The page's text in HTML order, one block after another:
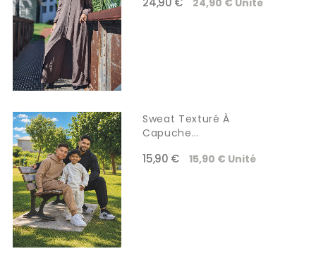
Sweat Texturé À
Capuche...
15,90 € 15,90 € Unité